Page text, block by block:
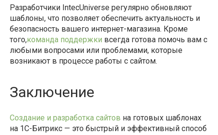
Разработчики IntecUniverse регулярно обновляют
шаблоны, что позволяет обеспечить актуальность и
безопасность вашего интернет-магазина. Кроме
того,команда поддержки всегда готова помочь вам с
любыми вопросами или проблемами, которые
возникают в процессе работы с сайтом.
Заключение
Создание и разработка сайтов на готовых шаблонах
на 1С-Битрикс — это быстрый и эффективный способ